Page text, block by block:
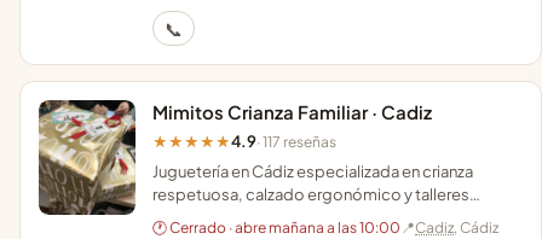
📞
Mimitos Crianza Familiar · Cadiz
★★★★★4.9· 117 reseñas
Juguetería en Cádiz especializada en crianza
respetuosa, calzado ergonómico y talleres
infantiles donde el juego se vive en familia.
🕐 Cerrado · abre mañana a las 10:00 📍Cadiz, Cádiz